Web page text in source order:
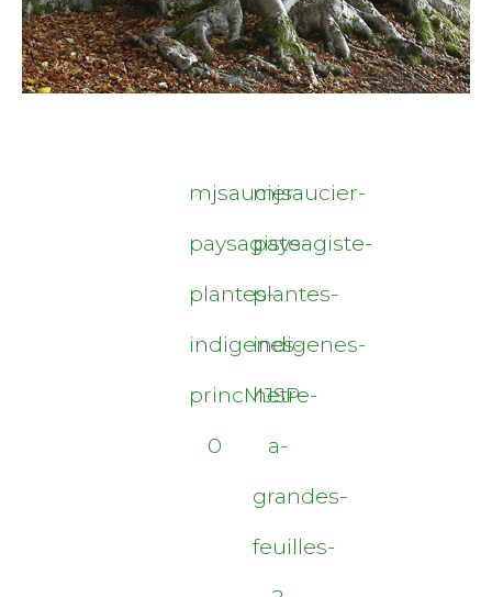
mjsaucier-
paysagiste-
plantes-
indigenes-
princMJSP-
0
mjsaucier-
paysagiste-
plantes-
indigenes-
hetre-
a-
grandes-
feuilles-